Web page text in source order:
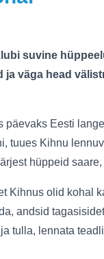
suvine
väga head
päevaks Eesti
tuues Kihnu
hüppeid
Kihnus olid kohal
andsid
tulla, lennata